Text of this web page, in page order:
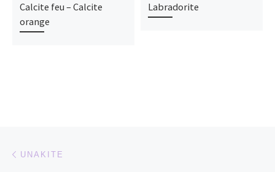
Calcite feu – Calcite
orange
Labradorite
Parcourir les articles
UNAKITE